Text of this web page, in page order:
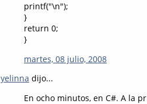
printf("\n");
}
return 0;
}
martes, 08 julio, 2008
yelinna dijo...
En ocho minutos, en C#. A la